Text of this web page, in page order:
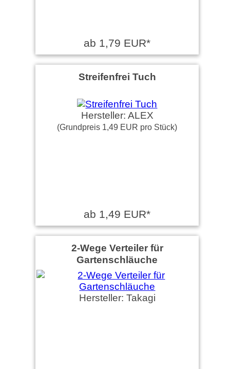
ab 1,79 EUR*
Streifenfrei Tuch
Hersteller: ALEX
(Grundpreis 1,49 EUR pro Stück)
ab 1,49 EUR*
2-Wege Verteiler für
Gartenschläuche
Hersteller: Takagi